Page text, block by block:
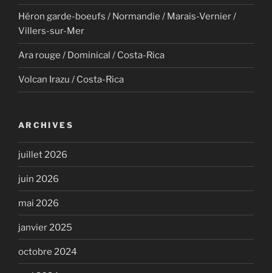
Héron garde-boeufs / Normandie / Marais-Vernier /
Villers-sur-Mer
Ara rouge / Dominical / Costa-Rica
Volcan Irazu / Costa-Rica
ARCHIVES
juillet 2026
juin 2026
mai 2026
janvier 2025
octobre 2024